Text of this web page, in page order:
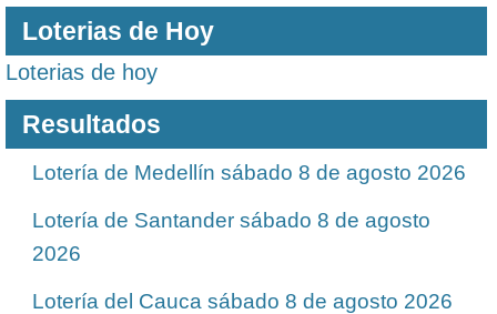
Loterias de Hoy
Loterias de hoy
Resultados
Lotería de Medellín sábado 8 de agosto 2026
Lotería de Santander sábado 8 de agosto
2026
Lotería del Cauca sábado 8 de agosto 2026